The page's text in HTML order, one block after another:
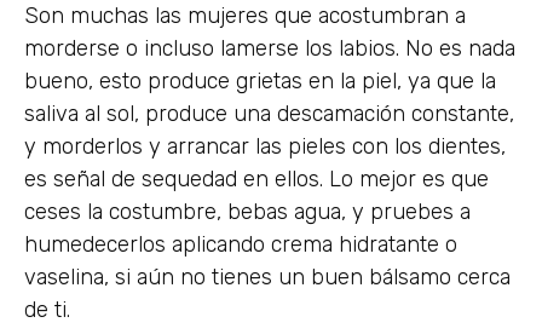
Son muchas las mujeres que acostumbran a
morderse o incluso lamerse los labios. No es nada
bueno, esto produce grietas en la piel, ya que la
saliva al sol, produce una descamación constante,
y morderlos y arrancar las pieles con los dientes,
es señal de sequedad en ellos. Lo mejor es que
ceses la costumbre, bebas agua, y pruebes a
humedecerlos aplicando crema hidratante o
vaselina, si aún no tienes un buen bálsamo cerca
de ti.